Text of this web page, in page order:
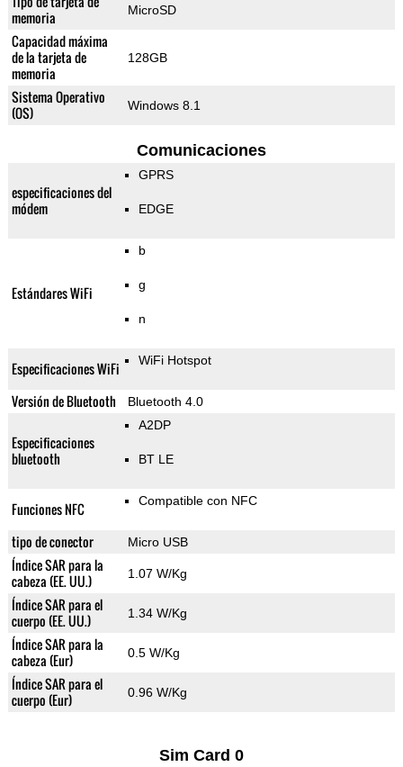
memoria
MicroSD
Capacidad máxima
de la tarjeta de
memoria
128GB
Sistema Operativo
(OS)
Windows 8.1
Comunicaciones
especificaciones del
módem
GPRS
EDGE
Estándares WiFi
b
g
n
Especificaciones WiFi WiFi Hotspot
Versión de Bluetooth Bluetooth 4.0
Especificaciones
bluetooth
A2DP
BT LE
Funciones NFC Compatible con NFC
tipo de conector Micro USB
Índice SAR para la
cabeza (EE. UU.)
1.07 W/Kg
Índice SAR para el
cuerpo (EE. UU.)
1.34 W/Kg
Índice SAR para la
cabeza (Eur)
0.5 W/Kg
Índice SAR para el
cuerpo (Eur)
0.96 W/Kg
Sim Card 0